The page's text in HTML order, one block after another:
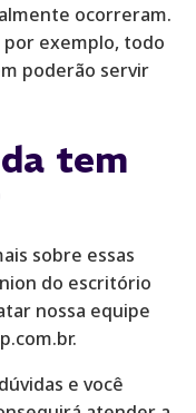
ocorreram.
por exemplo, todo
poderão servir
tem
sobre essas
do escritório
nossa equipe
e você